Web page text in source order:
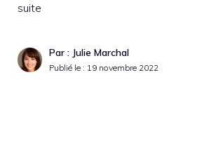
suite
Par : Julie Marchal
Publié le : 19 novembre 2022